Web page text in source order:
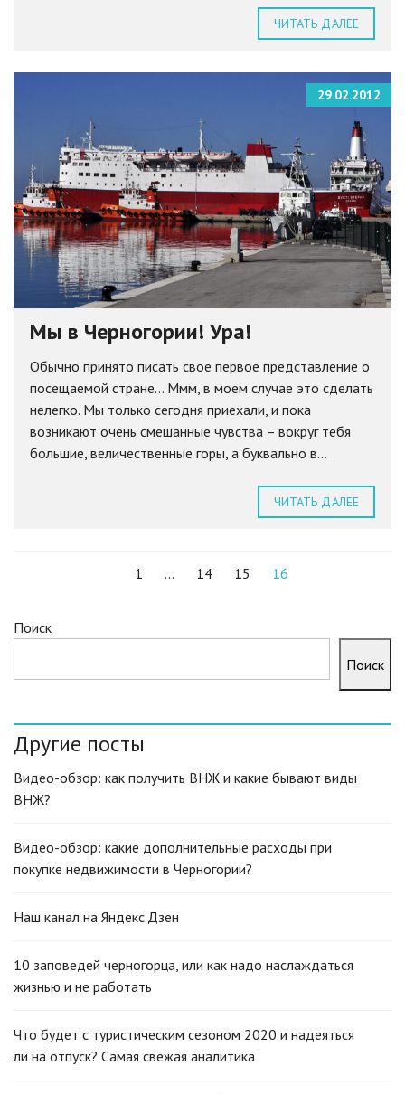
ЧИТАТЬ ДАЛЕЕ
29.02.2012
Мы в Черногории! Ура!
Обычно принято писать свое первое представление о
посещаемой стране… Ммм, в моем случае это сделать
нелегко. Мы только сегодня приехали, и пока
возникают очень смешанные чувства – вокруг тебя
большие, величественные горы, а буквально в...
ЧИТАТЬ ДАЛЕЕ
1 … 14 15 16
Поиск
Поиск
Другие посты
Видео-обзор: как получить ВНЖ и какие бывают виды
ВНЖ?
Видео-обзор: какие дополнительные расходы при
покупке недвижимости в Черногории?
Наш канал на Яндекс.Дзен
10 заповедей черногорца, или как надо наслаждаться
жизнью и не работать
Что будет с туристическим сезоном 2020 и надеяться
ли на отпуск? Самая свежая аналитика